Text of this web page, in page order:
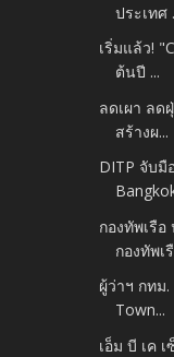
ประเทศ
เริ่มแล้ว!
ต้นปี ...
ลดเผา ลด
สร้างผ...
DITP จับมื
กองทัพเรื
กองทัพเ
ผู้ว่าฯ กทม
Town...
เอ็ม บี เค